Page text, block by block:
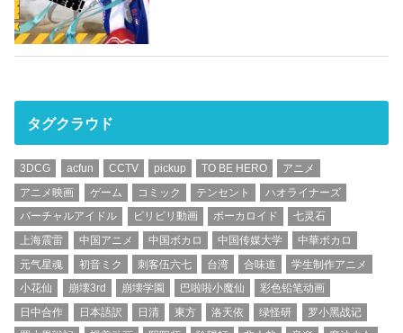
タグクラウド
3DCG acfun CCTV pickup TO BE HERO
アニメ
アニメ映画
ゲーム コミック テンセント
ハオライナーズ
バーチャルアイドル
ビリビリ動画 ボーカロイド
七灵石
上海震雷
中国アニメ 中国ボカロ 中国传媒大学
中華ボカロ
元气星魂
初音ミク 刺客伍六七 台湾 合味道
学生制作アニメ
小花仙
崩壊3rd 崩壊学園 巴啦啦小魔仙
彩色铅笔动画
日中合作
日本語訳 日清 東方 洛天依 绿怪研
罗小黑战记